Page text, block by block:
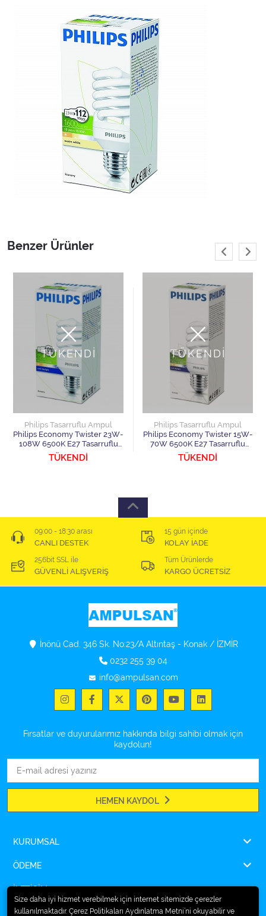
Benzer Ürünler
TÜKENDİ
Philips Tasarruflu Ampul
Philips Economy Twister 23W-
108W 6500K E27 Tasarruflu
Ampul
TÜKENDİ
TÜKENDİ
Philips Tasarruflu Ampul
Philips Economy Twister 15W-
70W 6500K E27 Tasarruflu
Ampul
TÜKENDİ
09:00 - 18:30 arası
CANLI DESTEK
15 gün içinde
KOLAY İADE
256bit SSL ile
GÜVENLİ ALIŞVERİŞ
Tüm Ürünlerde
KARGO ÜCRETSİZ
İnönü Cad. 346 Sk. No:23/A Altıntaş - Konak / İZMİR
0232 255 39 04
info@ampulsan.com
Fırsatlar ve duyurularımız hakkında bilgi sahibi olmak için
kaydolun!
HEMEN KAYDOL
KURUMSAL
ÖDEME
İLETİŞİM
Size daha iyi hizmet verebilmek için internet sitemizde çerezler
kullanılmaktadır. Çerez Politikaları Aydınlatma Metni’ni okuyabilir ve